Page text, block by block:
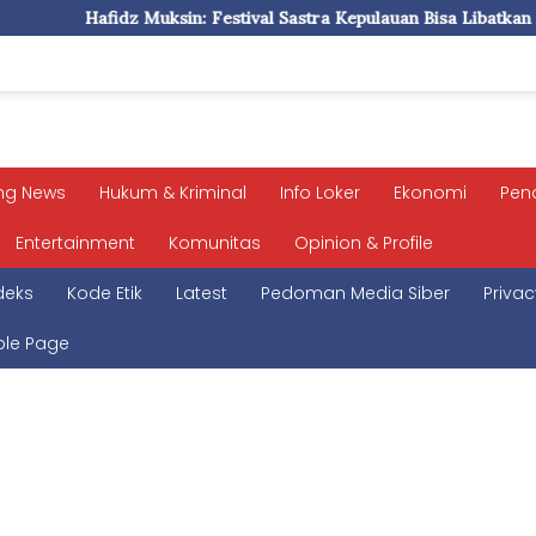
Sastra Kepulauan Bisa Libatkan Pelajar Asing
News Hukum & Kriminal Info Loker Ekonomi
Entertainment Komunitas Opinion & Profile
Kode Etik Latest Pedoman Media Siber
Page